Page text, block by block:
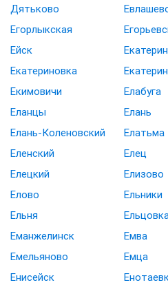
Дятьково
Егорлыкская
Ейск
Екатериновка
Екимовичи
Елабуга
Еланцы
Елань
Елань-Коленовский
Елатьма
Еленский
Елец
Елецкий
Елизово
Елово
Ельники
Ельня
Еманжелинск
Емва
Емельяново
Емца
Енисейск